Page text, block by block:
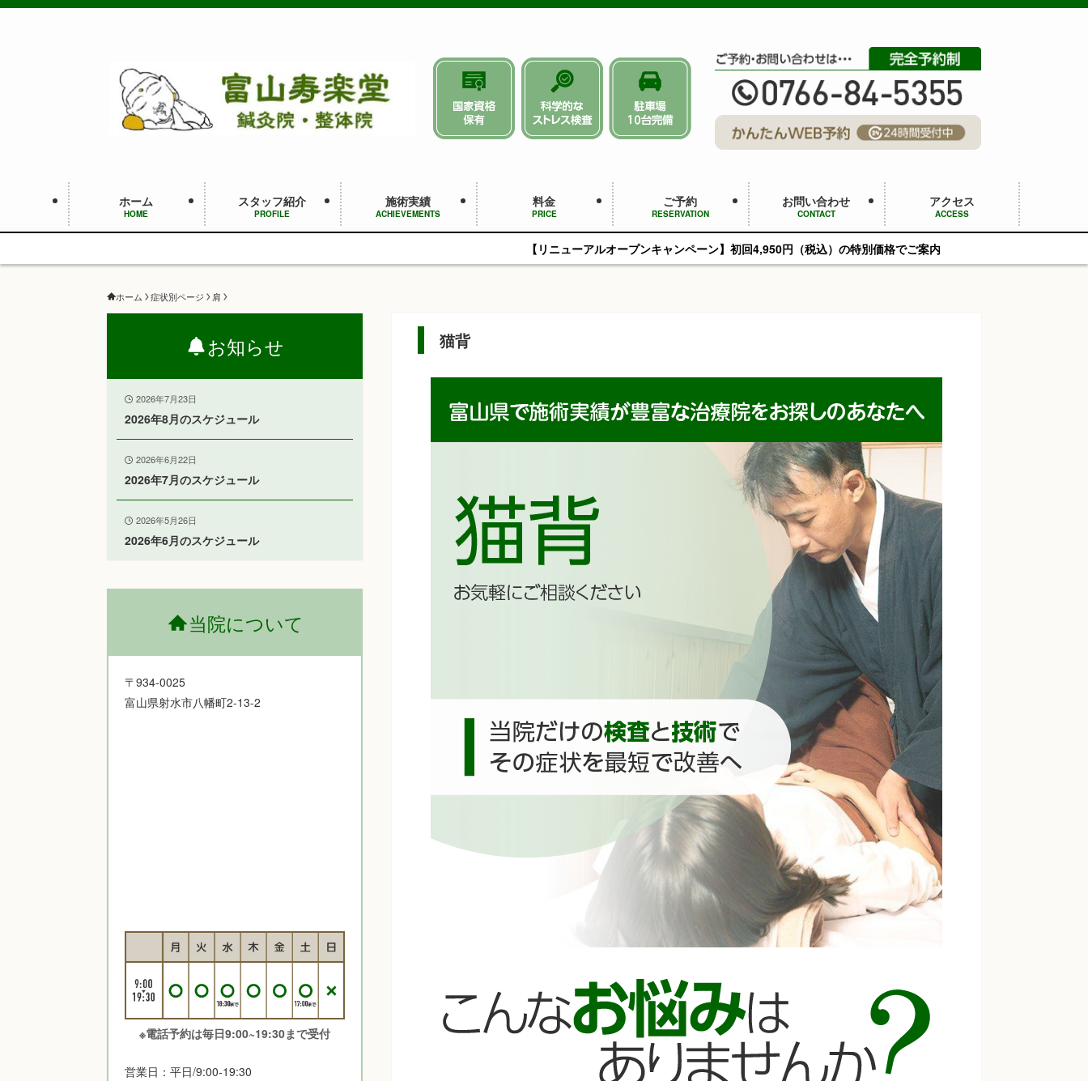
ホーム
HOME
スタッフ紹介
PROFILE
施術実績
ACHIEVEMENTS
料金
PRICE
ご予約
RESERVATION
お問い合わせ
CONTACT
アクセス
ACCESS
【リニューアルオープンキャンペーン】初回4,950円（税込）の特別価格でご案内
ホーム 症状別ページ 肩
猫背
お知らせ
2026年7月23日
2026年8月のスケジュール
2026年6月22日
2026年7月のスケジュール
2026年5月26日
2026年6月のスケジュール
当院について
〒934-0025
富山県射水市八幡町2-13-2
※電話予約は毎日9:00~19:30まで受付
営業日：平日/9:00-19:30